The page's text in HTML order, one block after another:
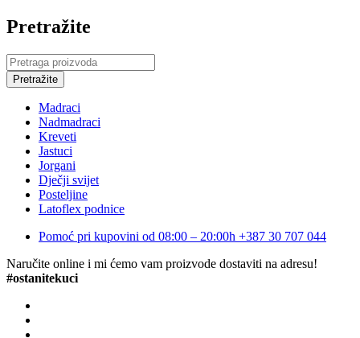
Pretražite
Madraci
Nadmadraci
Kreveti
Jastuci
Jorgani
Dječji svijet
Posteljine
Latoflex podnice
Pomoć pri kupovini od 08:00 – 20:00h +387 30 707 044
Naručite online i mi ćemo vam proizvode dostaviti na adresu!
#ostanitekuci